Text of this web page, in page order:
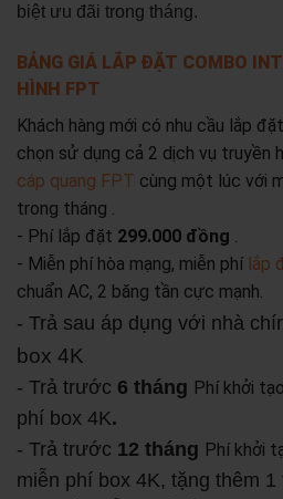
biệt ưu đãi trong tháng.
BẢNG GIÁ LẮP ĐẶT COMBO
HÌNH FPT
Khách hàng mới có nhu cầu lắp
chọn sử dụng cả 2 dịch vụ truyền
cáp quang FPT cùng một lúc với
trong tháng .
- Phí lắp đặt 299.000 đồng .
- Miễn phí hòa mạng, miễn phí lắp
chuẩn AC, 2 băng tần cực mạnh.
- Trả sau áp dụng với nhà
box 4K
- Trả trước 6 tháng Phí khởi tạo
phí box 4K.
- Trả trước 12 tháng Phí khởi
miễn phí box 4K, tặng thêm